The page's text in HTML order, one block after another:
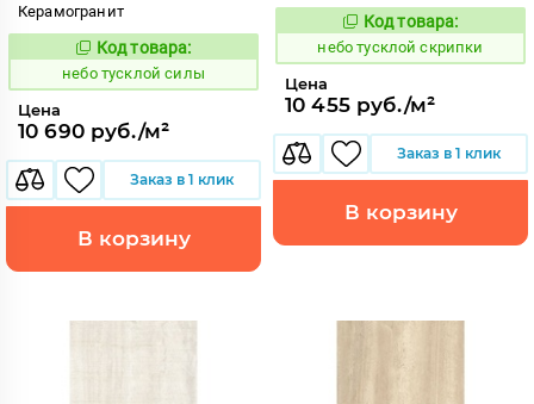
Керамогранит
1122713
Код товара:
небо тусклой силы
Цена
10 690 руб./м²
Заказ в 1 клик
В корзину
1122717
Код товара:
небо тусклой скрипки
Цена
10 455 руб./м²
Заказ в 1 клик
В корзину